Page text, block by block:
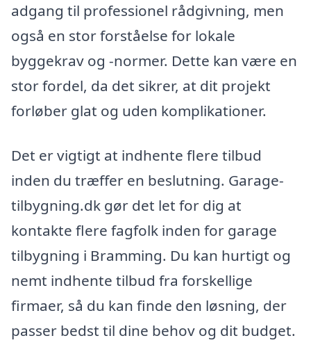
adgang til professionel rådgivning, men
også en stor forståelse for lokale
byggekrav og -normer. Dette kan være en
stor fordel, da det sikrer, at dit projekt
forløber glat og uden komplikationer.
Det er vigtigt at indhente flere tilbud
inden du træffer en beslutning. Garage-
tilbygning.dk gør det let for dig at
kontakte flere fagfolk inden for garage
tilbygning i Bramming. Du kan hurtigt og
nemt indhente tilbud fra forskellige
firmaer, så du kan finde den løsning, der
passer bedst til dine behov og dit budget.